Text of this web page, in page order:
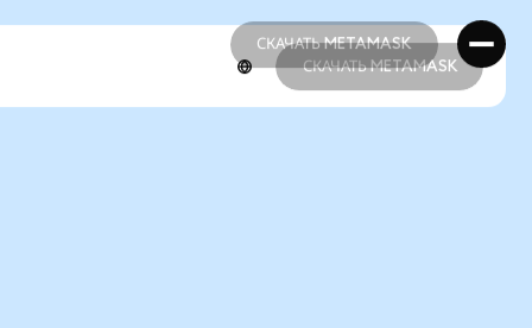
СКАЧАТЬ METAMASK
СКАЧАТЬ METAMASK
СКАЧАТЬ METAMASK